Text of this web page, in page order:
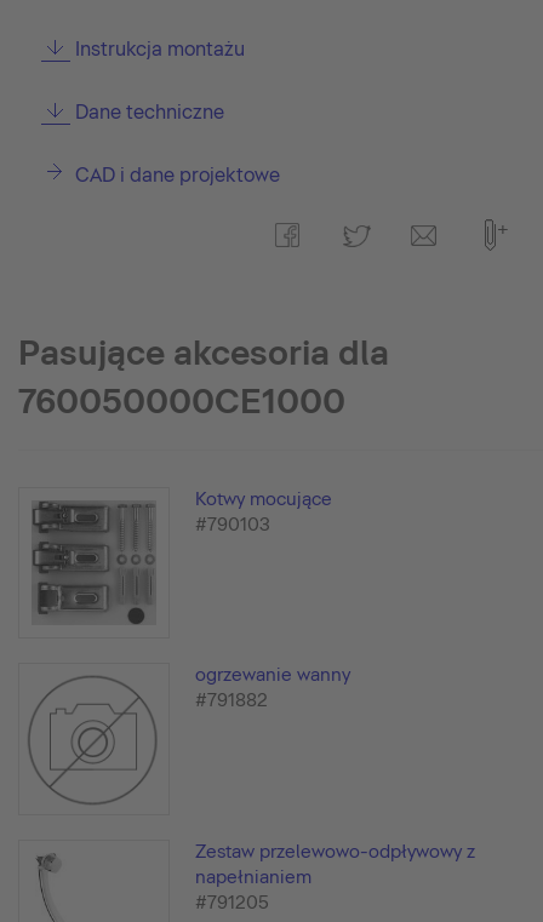
Instrukcja montażu
Dane techniczne
CAD i dane projektowe
Pasujące akcesoria dla
760050000CE1000
Kotwy mocujące
#790103
ogrzewanie wanny
#791882
Zestaw przelewowo-odpływowy z
napełnianiem
#791205